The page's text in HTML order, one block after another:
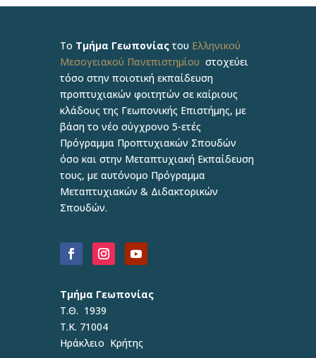
Το Τμήμα Γεωπονίαςτου Ελληνικού
Μεσογειακού Πανεπιστημίου στοχεύει
τόσο στην ποιοτική εκπαίδευση
προπτυχιακών φοιτητών σε καίριους
κλάδους της Γεωπονικής Επιστήμης, με
βάση το νέο σύγχρονο 5-ετές
Πρόγραμμα Προπτυχιακών Σπουδών
όσο και στην Μεταπτυχιακή Εκπαίδευση
τους, με αυτόνομο Πρόγραμμα
Μεταπτυχιακών & Διδακτορικών
Σπουδών.
Τμήμα Γεωπονίας
Τ.Θ. 1939
Τ.Κ. 71004
Ηράκλειο Κρήτης